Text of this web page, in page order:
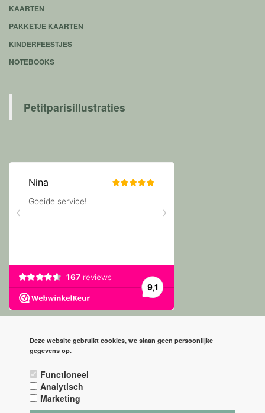
KAARTEN
PAKKETJE KAARTEN
KINDERFEESTJES
NOTEBOOKS
Petitparisillustraties
POWERED BY CCV SHOP
Deze website gebruikt cookies, we slaan geen persoonlijke
gegevens op.
Functioneel
Analytisch
Marketing